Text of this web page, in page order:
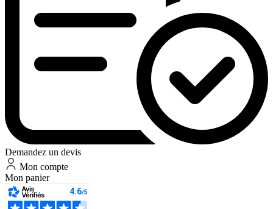
Demandez un devis
Mon compte
Mon panier